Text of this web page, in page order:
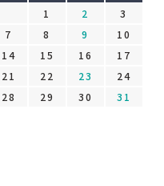
1
2
3
7 8 9
10
14 15 16
17
21 22 23
24
28 29 30
31